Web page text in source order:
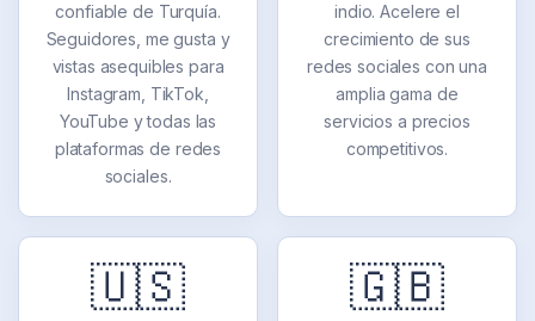
confiable de Turquía.
Seguidores, me gusta y
vistas asequibles para
Instagram, TikTok,
YouTube y todas las
plataformas de redes
sociales.
indio. Acelere el
crecimiento de sus
redes sociales con una
amplia gama de
servicios a precios
competitivos.
🇺🇸 🇬🇧